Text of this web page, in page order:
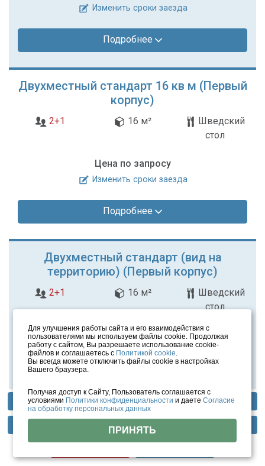
Профили лечения Фотогалерея Отзывы
Изменить сроки заезда
Подробнее
Двухместный стандарт 16 кв м (Первый
корпус)
2+1 16 м²
Шведский
стол
Цена по запросу
Изменить сроки заезда
Подробнее
Двухместный стандарт (вид на
территорию) (Первый корпус)
2+1 16 м²
Шведский
стол
Цена по запросу
Изменить сроки заезда
Семейный (Первый корпус)
4+0 Шведский стол
Для улучшения работы сайта и его взаимодействия с
пользователями мы используем файлы cookie. Продолжая
работу с сайтом, Вы разрешаете использование cookie-
файлов и соглашаетесь с Политикой cookie.
Вы всегда можете отключить файлы cookie в настройках
Вашего браузера.
Получая доступ к Сайту, Пользователь соглашается с
условиями Политики конфиденциальности и даетеСогласие
на обработку персональных данных
ПРИНЯТЬ